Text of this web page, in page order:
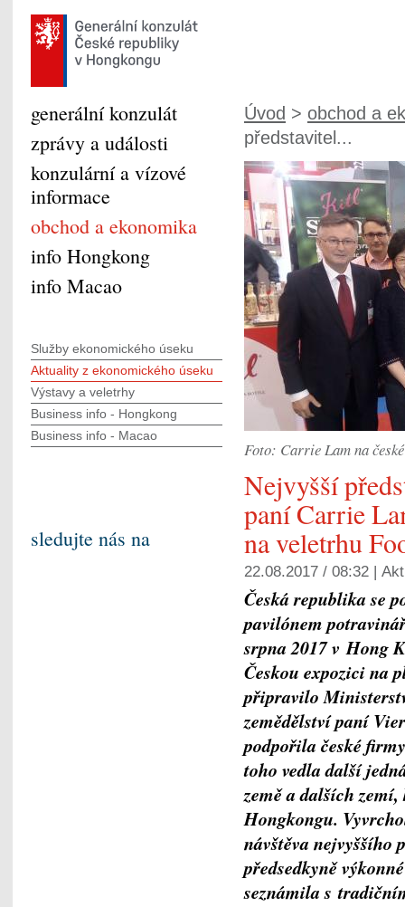
Úvod > obchod a
představitel...
Foto: Carrie Lam na
Nejvyšší
paní Carrie
na veletrhu
22.08.2017 / 08:32 |
Česká republika se
pavilónem
srpna 2017 v Hong
Českou expozici na
připravilo
zemědělství paní
podpořila české
toho vedla další
země a dalších
Hongkongu.
návštěva
předsedkyně
seznámila s
generální konzulát
zprávy a události
konzulární a vízové
informace
obchod a ekonomika
info Hongkong
info Macao
Služby ekonomického úseku
Aktuality z ekonomického úseku
Výstavy a veletrhy
Business info - Hongkong
Business info - Macao
sledujte nás na